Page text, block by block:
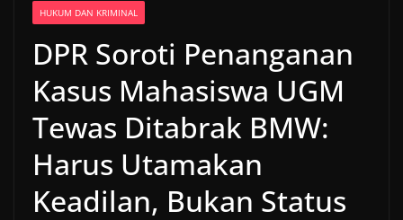
HUKUM DAN KRIMINAL
DPR Soroti Penanganan
Kasus Mahasiswa UGM
Tewas Ditabrak BMW:
Harus Utamakan
Keadilan, Bukan Status